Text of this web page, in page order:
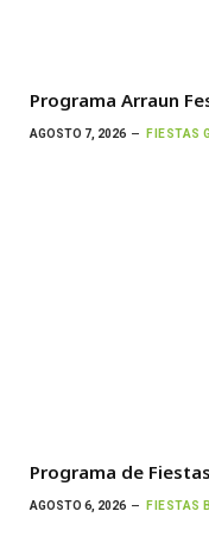
Programa Arraun
AGOSTO 7, 2026 FIESTAS
Programa de
AGOSTO 6, 2026 FIESTAS